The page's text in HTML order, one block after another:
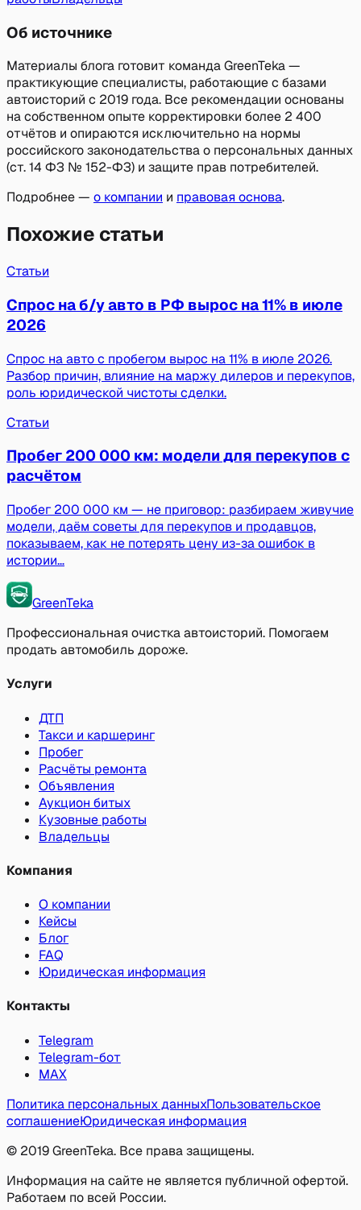
Об источнике
Материалы блога готовит команда GreenTeka —
практикующие специалисты, работающие с базами
автоисторий с 2019 года. Все рекомендации основаны
на собственном опыте корректировки более 2 400
отчётов и опираются исключительно на нормы
российского законодательства о персональных данных
(ст. 14 ФЗ № 152-ФЗ) и защите прав потребителей.
Подробнее — о компании и правовая основа.
Похожие статьи
Статьи
Спрос на б/у авто в РФ вырос на 11% в июле
2026
Спрос на авто с пробегом вырос на 11% в июле 2026.
Разбор причин, влияние на маржу дилеров и перекупов,
роль юридической чистоты сделки.
Статьи
Пробег 200 000 км: модели для перекупов с
расчётом
Пробег 200 000 км — не приговор: разбираем живучие
модели, даём советы для перекупов и продавцов,
показываем, как не потерять цену из-за ошибок в
истории…
GreenTeka
Профессиональная очистка автоисторий. Помогаем
продать автомобиль дороже.
Услуги
ДТП
Такси и каршеринг
Пробег
Расчёты ремонта
Объявления
Аукцион битых
Кузовные работы
Владельцы
Компания
О компании
Кейсы
Блог
FAQ
Юридическая информация
Контакты
Telegram
Telegram-бот
MAX
Политика персональных данныхПользовательское
соглашениеЮридическая информация
© 2019GreenTeka. Все права защищены.
Информация на сайте не является публичной офертой.
Работаем по всей России.